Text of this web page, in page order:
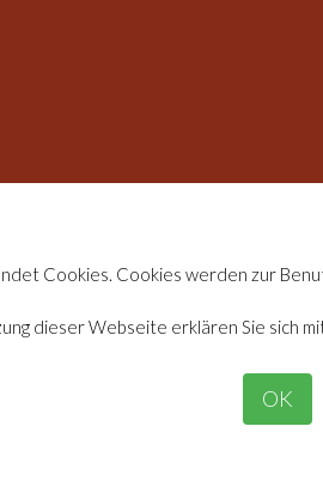
Cookies. Cookies werden zur
dieser Webseite erklären Sie sich
OK